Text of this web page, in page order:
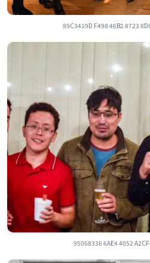
89C3419D F498 46B2 8723
95068336 6AE4 4052